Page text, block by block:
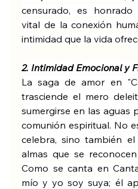
censurado, es
vital de la conexión
intimidad que la vida
2. Intimidad Emocional y
La saga de amor en
trasciende el mero
sumergirse en las aguas
comunión espiritual. No
celebra, sino también
almas que se
Como se canta en
mío y yo soy suya; él